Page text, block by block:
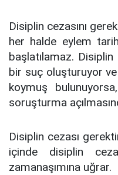
Disiplin cezasını
her halde eylem
başlatılamaz.
bir suç oluşturuyor
koymuş
soruşturma
Disiplin cezası
içinde disiplin
zamanaşımına uğrar.